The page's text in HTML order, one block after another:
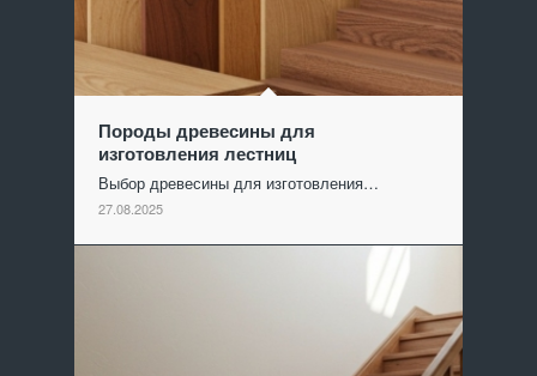
Породы древесины для
изготовления лестниц
Выбор древесины для изготовления…
27.08.2025